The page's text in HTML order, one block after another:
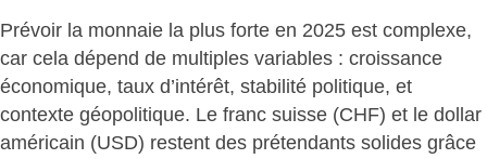
Prévoir la monnaie la plus forte en 2025 est complexe,
car cela dépend de multiples variables : croissance
économique, taux d’intérêt, stabilité politique, et
contexte géopolitique. Le franc suisse (CHF) et le dollar
américain (USD) restent des prétendants solides grâce